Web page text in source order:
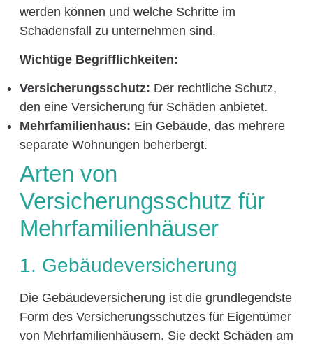
werden können und welche Schritte im
Schadensfall zu unternehmen sind.
Wichtige Begrifflichkeiten:
Versicherungsschutz: Der rechtliche Schutz,
den eine Versicherung für Schäden anbietet.
Mehrfamilienhaus: Ein Gebäude, das mehrere
separate Wohnungen beherbergt.
Arten von
Versicherungsschutz für
Mehrfamilienhäuser
1. Gebäudeversicherung
Die Gebäudeversicherung ist die grundlegendste
Form des Versicherungsschutzes für Eigentümer
von Mehrfamilienhäusern. Sie deckt Schäden am